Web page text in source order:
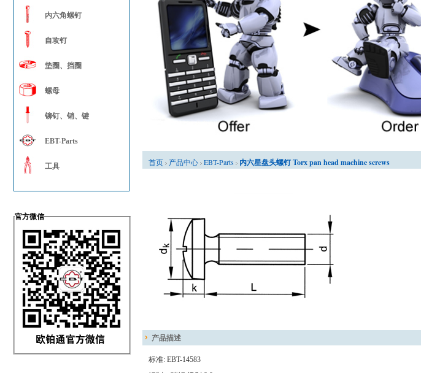
内六角螺钉
自攻钉
垫圈、挡圈
螺母
铆钉、销、键
EBT-Parts
工具
官方微信
首页 产品中心 EBT-Parts 内六星盘头螺钉 Torx pan head machine screws
产品描述
标准: EBT-14583